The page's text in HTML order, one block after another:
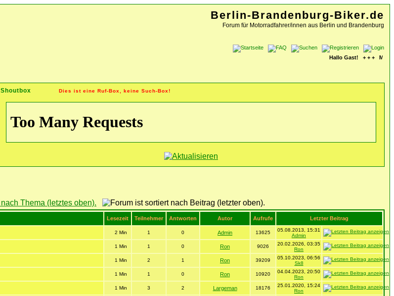
Berlin-Brandenburg-Biker.de
Forum für Motorradfahrer/innen aus Berlin und Brandenburg
Hallo Gast! + + +
Shoutbox Dies ist eine Ruf-Box, keine Such-Box!
Lesezeit Teilnehmer Antworten Autor Aufrufe Letzter Beitrag
2 Min 1 0 Admin 13625
05.08.2013, 15:31
Admin
1 Min 1 0 Ron 9026
20.02.2026, 03:35
Ron
1 Min 2 1 Ron 39209
05.10.2023, 06:56
Sk8
1 Min 1 0 Ron 10920
04.04.2023, 20:50
Ron
1 Min 3 2 Largeman 18176
25.01.2020, 15:24
Ron